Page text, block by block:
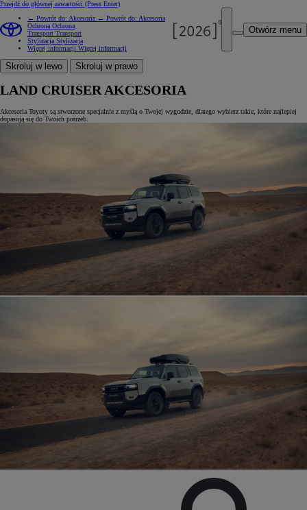
Przejdź do głównej zawartości (Press Enter)
Otwórz menu
← Powrót do: Akcesoria ← Powrót do: Akcesoria
Ochrona Ochrona
Transport Transport
Stylizacja Stylizacja
Więcej informacji Więcej informacji
Skroluj w lewo Skroluj w prawo
LAND CRUISER AKCESORIA
Akcesoria Toyoty są stworzone specjalnie z myślą o Twojej wygodzie, dlatego wybierz takie, które najlepiej
dopasują się do Twoich potrzeb.